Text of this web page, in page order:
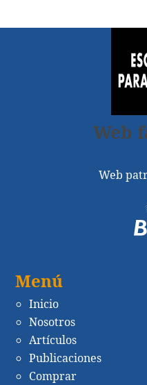
Web
Web
Menú
Inicio
Nosotros
Artículos
Publicaciones
Comprar